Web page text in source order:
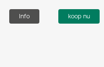
Info koop nu